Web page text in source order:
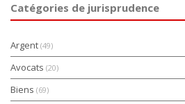
Catégories de jurisprudence
Argent (49)
Avocats (20)
Biens (69)